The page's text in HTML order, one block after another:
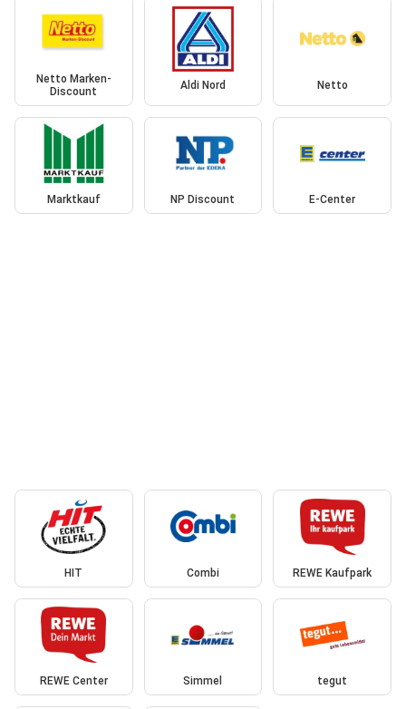
Netto Marken-
Discount
Aldi Nord Netto
Marktkauf NP Discount E-Center
HIT Combi REWE Kaufpark
REWE Center Simmel tegut